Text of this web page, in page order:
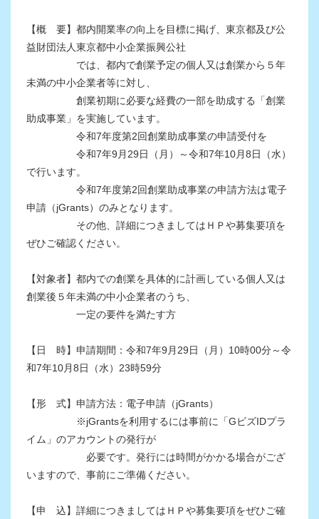
【概 要】都内開業率の向上を目標に掲げ、東京都及び公
益財団法人東京都中小企業振興公社
では、都内で創業予定の個人又は創業から５年
未満の中小企業者等に対し、
創業初期に必要な経費の一部を助成する「創業
助成事業」を実施しています。
令和7年度第2回創業助成事業の申請受付を
令和7年9月29日（月）～令和7年10月8日（水）
で行います。
令和7年度第2回創業助成事業の申請方法は電子
申請（jGrants）のみとなります。
その他、詳細につきましてはＨＰや募集要項を
ぜひご確認ください。
【対象者】都内での創業を具体的に計画している個人又は
創業後５年未満の中小企業者のうち、
一定の要件を満たす方
【日 時】申請期間：令和7年9月29日（月）10時00分～令
和7年10月8日（水）23時59分
【形 式】申請方法：電子申請（jGrants）
※jGrantsを利用するには事前に「GビズIDプラ
イム」のアカウントの発行が
必要です。発行には時間がかかる場合がござ
いますので、事前にご準備ください。
【申 込】詳細につきましてはＨＰや募集要項をぜひご確